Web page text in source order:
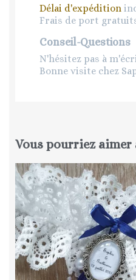
Délai d'expédition
Frais de port
Conseil-Questions
N'hésitez pas à
Bonne visite chez
Vous pourriez aimer